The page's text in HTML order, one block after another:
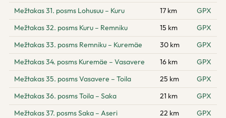
Mežtakas 31. posms Lohusuu – Kuru 17 km
GPX
Mežtakas 32. posms Kuru – Remniku
15 km
GPX
Mežtakas 33. posms Remniku – Kuremäe
30 km
GPX
Mežtakas 34. posms Kuremäe – Vasavere
16 km
GPX
Mežtakas 35. posms Vasavere – Toila
25 km
GPX
Mežtakas 36. posms Toila – Saka
21 km
GPX
Mežtakas 37. posms Saka – Aseri
22 km
GPX